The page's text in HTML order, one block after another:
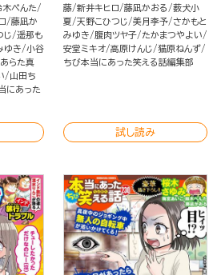
木ぺんた
藤凪か
じ
遥那も
ゆき
小谷
あらた真
山田ち
にあった
藤 新井キヒロ 藤凪かおる
薮犬小
夏
天野こひつじ 美月李予 さかもと
みゆき
腹肉ツヤ子
たかまつやよい
安堂ミキオ 高原けんじ
猫原ねんず
ちび本当にあった笑える話編集部
試し読み